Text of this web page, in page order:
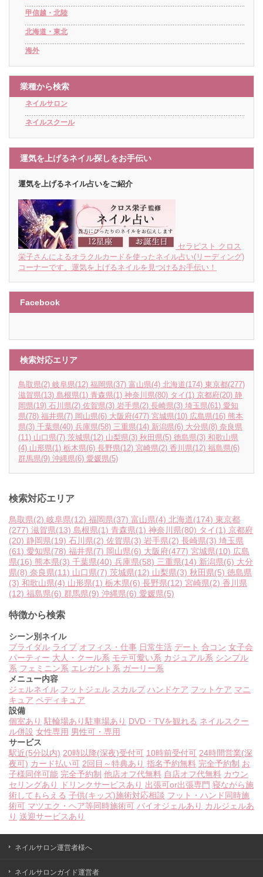
甲信越・北陸
北海道・東北
海外
業種から検索
ネイルサロン
ネイルスクール
運気を上げるネイル探しをお手伝い
運気を上げるネイル占いをご紹介
セラピスト クロス
栄子さんによるオラクルカードを使ったネイル占い(リーディング)
コーナーです。運気を上げるネイルを見つけるお手伝い！
Facebook
検索対応エリア
鳥取県(2) 岐阜県(12) 福岡県(37) 富山県(4) 北海道(174) 東京都(277)
滋賀県(13) 島根県(1) 青森県(1) 神奈川県(80) タイ (1) 京都府(20) 静
岡県(19) 石川県(2) 佐賀県(3) 岩手県(2) 長崎県(3) 埼玉県(61) 愛知
県(78) 福井県(7) 岡山県(6) 大阪府(477) 宮城県(10) 広島県(16) 熊本
県(3) 千葉県(40) 兵庫県(58) 三重県(14) 新潟県(6) 大分県(8) 奈良県
(11) 山口県(7) 茨城県(12) 山梨県(3) 秋田県(5) 徳島県(3) 和歌山県
(4) 山形県(1) 栃木県(6) 長野県(12) 宮崎県(2) 香川県(12) 福島県(6)
群馬県(9) 沖縄県(6) 愛媛県(5)
検索対応エリア
鳥取県(2) 岐阜県(12) 福岡県(37) 富山県(4) 北海道(174) 東京都
(277) 滋賀県(13) 島根県(1) 青森県(1) 神奈川県(80) タイ(1) 京都府
(20) 静岡県(19) 石川県(2) 佐賀県(3) 岩手県(2) 長崎県(3) 埼玉県
(61) 愛知県(78) 福井県(7) 岡山県(6) 大阪府(477) 宮城県(10) 広島
県(16) 熊本県(3) 千葉県(40) 兵庫県(58) 三重県(14) 新潟県(6) 大分
県(8) 奈良県(11) 山口県(7) 茨城県(12) 山梨県(3) 秋田県(5) 徳島県
(3) 和歌山県(4) 山形県(1) 栃木県(6) 長野県(12) 宮崎県(2) 香川県
(12) 福島県(6) 群馬県(9) 沖縄県(6) 愛媛県(5)
特徴から検索
シーン別ネイル
ブライダル ライブ オフィス・仕事 日常生活 デート 合コン 女子会
パーティー 大人・クール系 モテ可愛い系 カジュアル系 シンプル
系 フェミニン系 エレガント系 ガーリー系
メニュー内容
ジェルネイル フットジェル スカルプ ハンドケア フットケア マニ
キュア ペディキュア
設備
個室あり 駐輪場あり駐車場あり DVD・TVを観れる ネイルスクー
ル併設 女性専用 男性可・専用
サービス
駅近(5分以内) 20時以降(深夜)受付可 10時前受付可 24時間営業(深
夜可) カード払い可 2回目～特典あり 指名予約無料 完全予約制 お
子様同伴可能 完全予約制 他店オフ代無料 自店オフ代無料 カウン
セリングあり
ドリンクサービスあり 出張可or出張専門 寝ながら施
術してもらえる 子供(キッズ)施術対応相談 フット・ハンド同時施
術可 マツエク・ヘア等同時施術可 バイオジェルあり カルジェルあ
り 送迎サービスあり
ネイルサロン運営者様へ
ネイルサロンガイド運営者